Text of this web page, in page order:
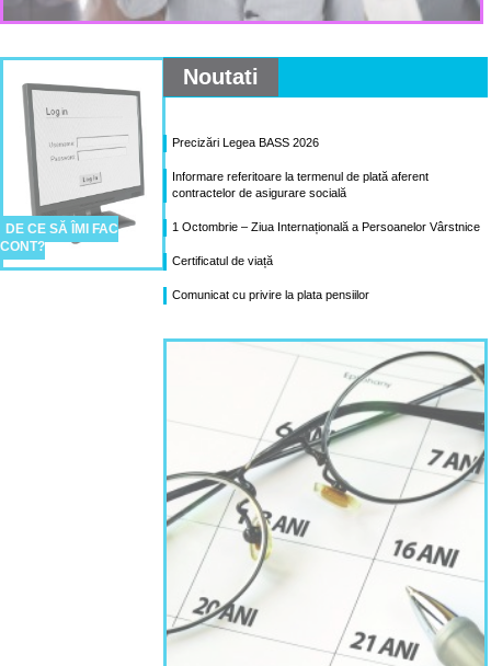
DE CE SĂ ÎMI FAC
CONT?
Noutati
Precizări Legea BASS 2026
Informare referitoare la termenul de plată aferent
contractelor de asigurare socială
1 Octombrie – Ziua Internațională a Persoanelor Vârstnice
Certificatul de viață
Comunicat cu privire la plata pensiilor